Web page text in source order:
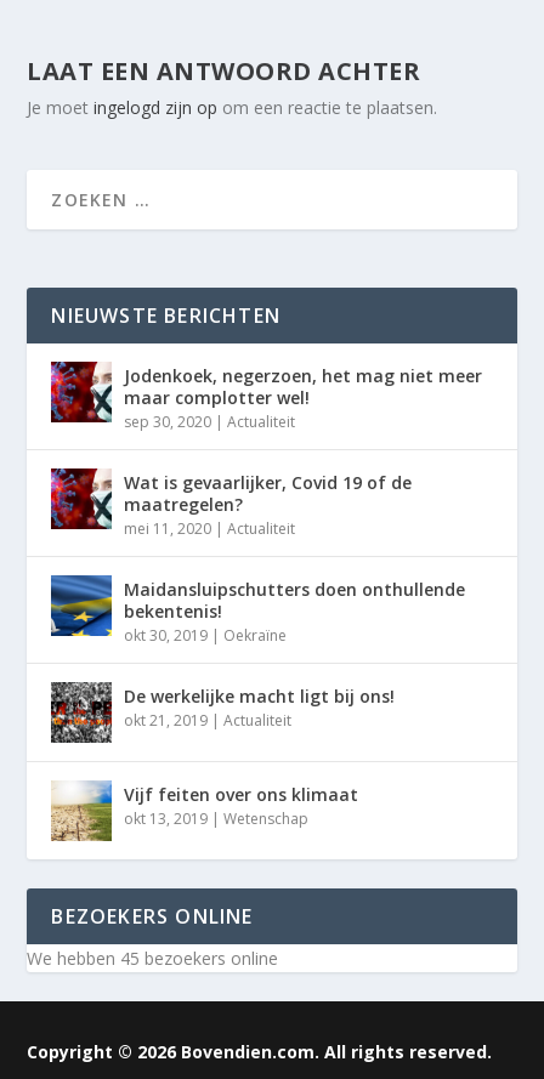
LAAT EEN ANTWOORD ACHTER
Je moetingelogd zijn op om een reactie te plaatsen.
NIEUWSTE BERICHTEN
Jodenkoek, negerzoen, het mag niet meer
maar complotter wel!
sep 30, 2020 |Actualiteit
Wat is gevaarlijker, Covid 19 of de
maatregelen?
mei 11, 2020 |Actualiteit
Maidansluipschutters doen onthullende
bekentenis!
okt 30, 2019 | Oekraïne
De werkelijke macht ligt bij ons!
okt 21, 2019 |Actualiteit
Vijf feiten over ons klimaat
okt 13, 2019 |Wetenschap
BEZOEKERS ONLINE
We hebben 45 bezoekers online
Copyright © 2026 Bovendien.com. All rights reserved.